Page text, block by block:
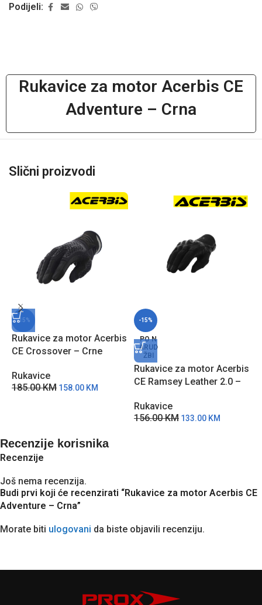
Podijeli:
Rukavice za motor Acerbis CE
Adventure – Crna
Slični proizvodi
-15%
Rukavice za motor Acerbis
CE Crossover – Crne
Rukavice
185.00KM 158.00 KM
-15%
PO N
ARUD
ŽBI
Rukavice za motor Acerbis
CE Ramsey Leather 2.0 –
Rukavice
156.00KM 133.00 KM
Recenzije korisnika
Recenzije
Još nema recenzija.
Budi prvi koji će recenzirati “Rukavice za motor Acerbis CE
Adventure – Crna”
Morate biti ulogovani da biste objavili recenziju.